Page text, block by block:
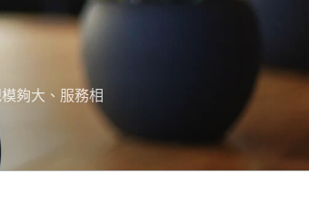
夠大、服務相